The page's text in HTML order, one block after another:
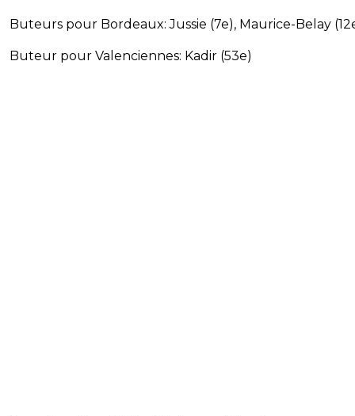
Buteurs pour Bordeaux: Jussie (7e), Maurice-Belay
Buteur pour Valenciennes: Kadir (53e)